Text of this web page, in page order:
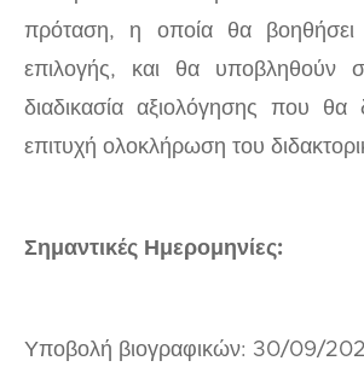
πρόταση, η οποία θα βοηθήσει
επιλογής, και θα υποβληθούν
διαδικασία αξιολόγησης που θα
επιτυχή ολοκλήρωση του
Σημαντικές Ημερομηνίες:
Υποβολή βιογραφικών: 30/09/